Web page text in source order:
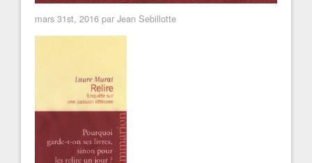
mars 31st, 2016 par Jean Sebillotte